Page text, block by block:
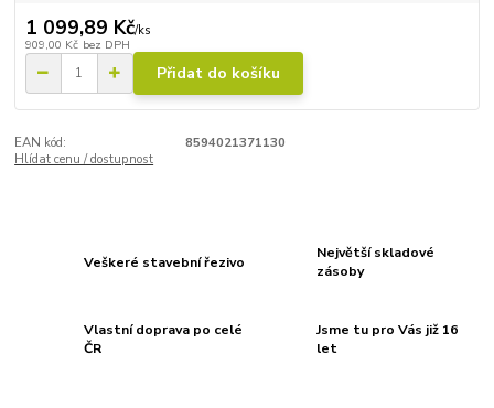
1 099,89 Kč/ks
909,00 Kč bez DPH
Přidat do košíku
EAN kód:
8594021371130
Hlídat cenu / dostupnost
Veškeré stavební řezivo
Největší skladové
zásoby
Vlastní doprava po celé
ČR
Jsme tu pro Vás již 16
let